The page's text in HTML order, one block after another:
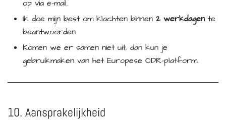
op via e-mail.
Ik doe mijn best om klachten binnen 2 werkdagente
beantwoorden.
Komen we er samen niet uit, dan kun je
gebruikmaken van het Europese ODR-platform.
10. Aansprakelijkheid